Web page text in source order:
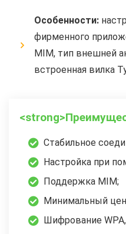
Особенности:
фирменного
MIM, тип внешней
встроенная вилка
Стабильное
Настройка при
Поддержка MIM;
Минимальный
Шифрование WPA,